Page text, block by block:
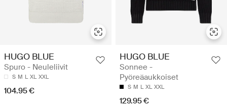
HUGO BLUE
Spuro - Neuleliivit
S M L XL XXL
104.95 €
HUGO BLUE
Sonnee -
Pyöreäaukkoiset
S M L XL XXL
129.95 €